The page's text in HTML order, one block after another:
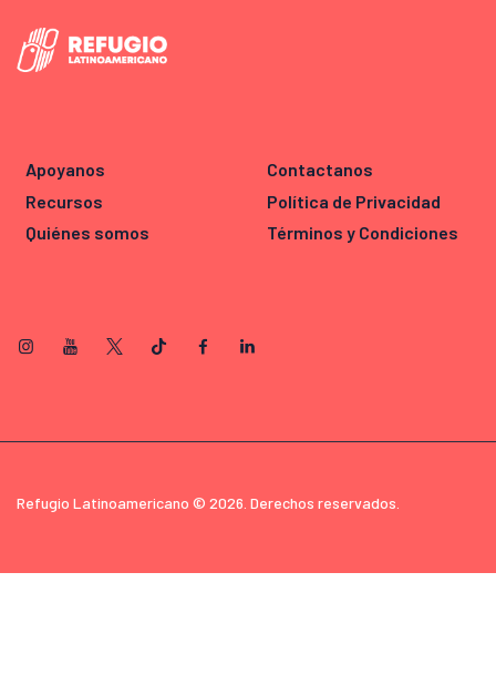
Apoyanos
Recursos
Quiénes somos
Contactanos
Política de Privacidad
Términos y Condiciones
Refugio Latinoamericano © 2026. Derechos reservados.